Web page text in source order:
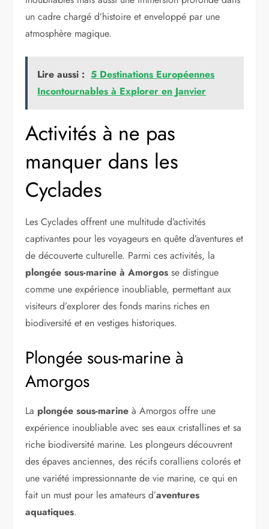
un cadre chargé d’histoire et enveloppé par une
atmosphère magique.
Lire aussi : 5 Destinations Européennes
Incontournables à Explorer en Janvier
Activités à ne pas
manquer dans les
Cyclades
Les Cyclades offrent une multitude d’activités
captivantes pour les voyageurs en quête d’aventures et
de découverte culturelle. Parmi ces activités, la
plongée sous-marine à Amorgos se distingue
comme une expérience inoubliable, permettant aux
visiteurs d’explorer des fonds marins riches en
biodiversité et en vestiges historiques.
Plongée sous-marine à
Amorgos
La plongée sous-marine à Amorgos offre une
expérience inoubliable avec ses eaux cristallines et sa
riche biodiversité marine. Les plongeurs découvrent
des épaves anciennes, des récifs coralliens colorés et
une variété impressionnante de vie marine, ce qui en
fait un must pour les amateurs d’aventures
aquatiques.